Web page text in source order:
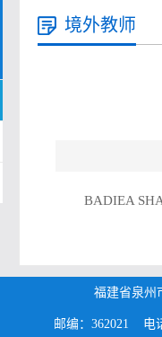
境外教师
BADIEA
福建省泉州
邮编：362021 电